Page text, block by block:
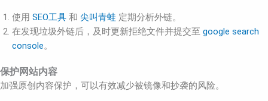
使用 SEO工具 和 尖叫青蛙 定期分析外链。
在发现垃圾外链后，及时更新拒绝文件并提交至 google search
console。
保护网站内容
加强原创内容保护，可以有效减少被镜像和抄袭的风险。